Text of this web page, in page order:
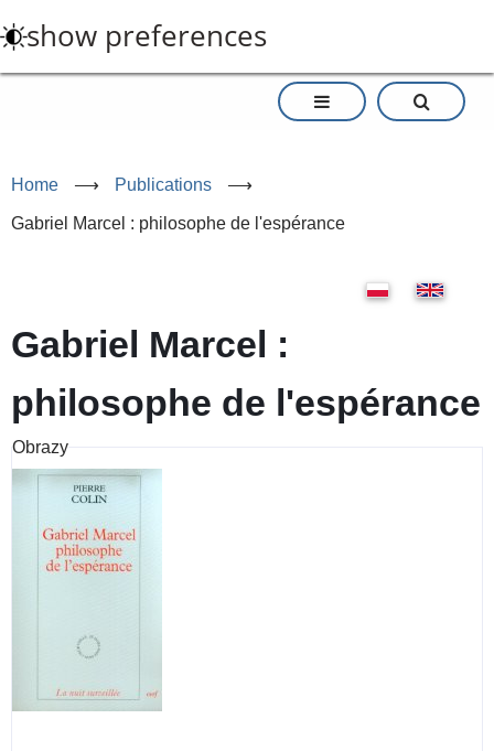
to
main
show preferences
Home ⟶ Publications ⟶
Gabriel Marcel : philosophe de l'espérance
Gabriel Marcel :
philosophe de l'espérance
Obrazy